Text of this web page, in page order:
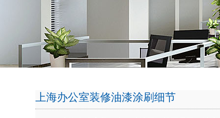
上海办公室装修油漆涂刷细节